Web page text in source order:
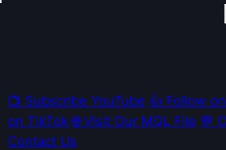
📺 Subscribe YouTube 👍 Follow
on TikTok 🌐 Visit Our MQL File 💬
Contact Us